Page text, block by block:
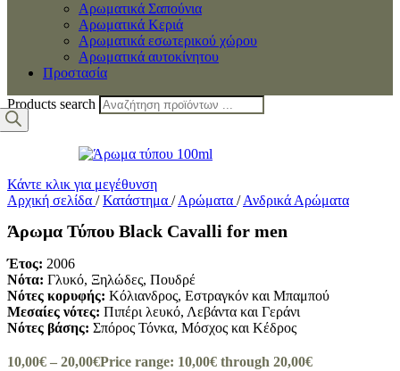
Αρωματικά Σαπούνια
Αρωματικά Κεριά
Αρωματικά εσωτερικού χώρου
Αρωματικά αυτοκίνητου
Προστασία
Products search
Κάντε κλικ για μεγέθυνση
Αρχική σελίδα / Κατάστημα / Αρώματα / Ανδρικά Αρώματα
Άρωμα Τύπου Black Cavalli for men
Έτος: 2006
Νότα: Γλυκό, Ξηλώδες, Πουδρέ
Νότες κορυφής: Κόλιανδρος, Εστραγκόν και Μπαμπού
Μεσαίες νότες: Πιπέρι λευκό, Λεβάντα και Γεράνι
Νότες βάσης: Σπόρος Τόνκα, Μόσχος και Κέδρος
10,00€ – 20,00€Price range: 10,00€ through 20,00€